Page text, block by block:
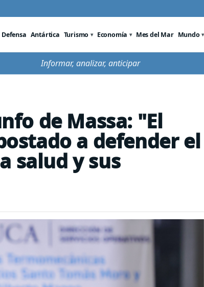
Defensa Antártica Turismo Economía Mes del Mar Mundo
Informar, analizar, anticipar
de Massa: "El
a defender el
salud y sus